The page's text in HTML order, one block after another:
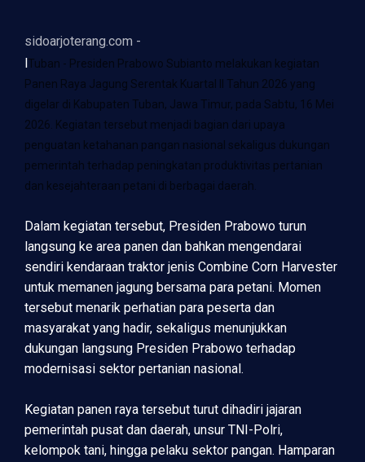
sidoarjoterang.com -
Tuban - Presiden Prabowo Subianto melakukan kegiatan
Panen Raya Jagung Serentak Kuartal II Tahun 2026 yang
digelar di Kabupaten Tuban, Jawa Timur, pada Sabtu, 16 Mei
2026. Kegiatan tersebut menjadi bagian dari upaya
penguatan ketahanan pangan nasional sekaligus dukungan
pemerintah terhadap peningkatan produktivitas pertanian
dan kesejahteraan petani di berbagai daerah.
Dalam kegiatan tersebut, Presiden Prabowo turun
langsung ke area panen dan bahkan mengendarai
sendiri kendaraan traktor jenis Combine Corn Harvester
untuk memanen jagung bersama para petani. Momen
tersebut menarik perhatian para peserta dan
masyarakat yang hadir, sekaligus menunjukkan
dukungan langsung Presiden Prabowo terhadap
modernisasi sektor pertanian nasional.
Kegiatan panen raya tersebut turut dihadiri jajaran
pemerintah pusat dan daerah, unsur TNI-Polri,
kelompok tani, hingga pelaku sektor pangan. Hamparan